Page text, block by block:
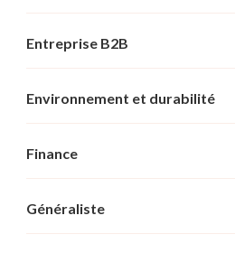
Entreprise B2B
Environnement et durabilité
Finance
Généraliste